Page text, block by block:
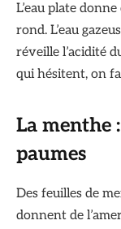
L’eau plate
rond. L’eau
réveille l’acidité
qui hésitent, on
La menthe
paumes
Des feuilles de
donnent de